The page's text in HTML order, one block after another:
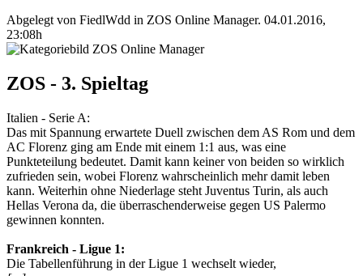
Abgelegt von FiedlWdd in ZOS Online Manager. 04.01.2016,
23:08h
ZOS - 3. Spieltag
Italien‬ - ‪Serie A‬:
Das mit Spannung erwartete Duell zwischen dem AS Rom und dem
AC Florenz ging am Ende mit einem 1:1 aus, was eine
Punkteteilung bedeutet. Damit kann keiner von beiden so wirklich
zufrieden sein, wobei Florenz wahrscheinlich mehr damit leben
kann. Weiterhin ohne Niederlage steht Juventus Turin, als auch
Hellas Verona da, die überraschenderweise gegen US Palermo
gewinnen konnten.
Frankreich‬ - ‪Ligue 1‬:
Die Tabellenführung in der Ligue 1 wechselt wieder,